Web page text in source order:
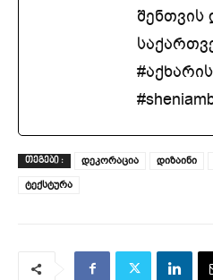
შენთვის
ᲗᲔᲒᲔᲑᲘ : დეკორაცია დიზაინი
ტექსტურა